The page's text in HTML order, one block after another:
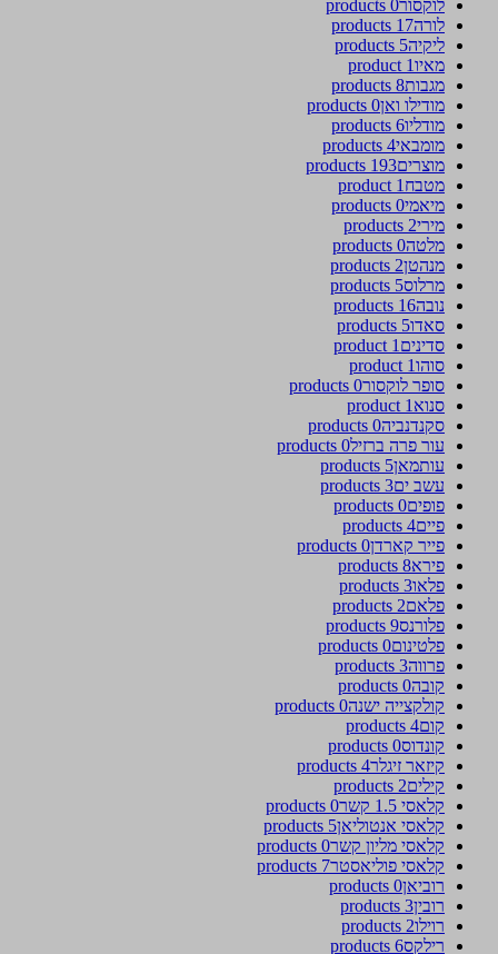
לוקסור0 products
לורה17 products
ליקיה5 products
מאיו1 product
מגבות8 products
מודילו ואן0 products
מודליו6 products
מומבאי4 products
מוצרים193 products
מטבח 1 product
מיאמי0 products
מירי2 products
מלטה0 products
מנהטן2 products
מרלוס5 products
נובה16 products
סאדו5 products
סדינים 1 product
סוהו1 product
סופר לוקסור0 products
סנוא 1 product
סקנדנביה0 products
עור פרה ברזיל0 products
עותמאן5 products
עשב ים3 products
פופים0 products
פיים4 products
פייר קארדן0 products
פירא8 products
פלאו3 products
פלאם2 products
פלורנס9 products
פלטינום0 products
פרווה3 products
קובה0 products
קולקצייה ישנה0 products
קום4 products
קונדוס0 products
קיזאר זיגלר4 products
קילים2 products
קלאסי 1.5 קשר
0 products
קלאסי אנטוליאן5 products
קלאסי מליון קשר0 products
קלאסי פוליאסטר7 products
רוביאן0 products
רובין3 products
רוילו2 products
רילקס6 products